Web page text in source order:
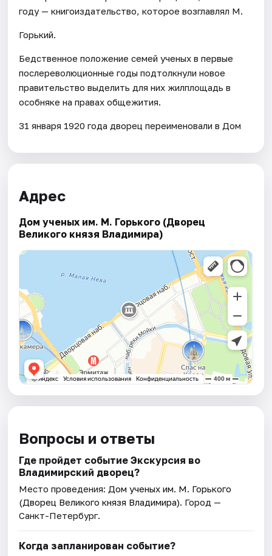
году — книгоиздательство, которое возглавлял М.
Горький.
Бедственное положение семей ученых в первые
послереволюционные годы подтолкнули новое
правительство выделить для них жилплощадь в
особняке на правах общежития.
31 января 1920 года дворец переименовали в Дом
Адрес
Дом ученых им. М. Горького (Дворец
Великого князя Владимира)
Вопросы и ответы
Где пройдет событие Экскурсия во
Владимирский дворец?
Место проведения: Дом ученых им. М. Горького
(Дворец Великого князя Владимира). Город —
Санкт-Петербург.
Когда запланирован событие?